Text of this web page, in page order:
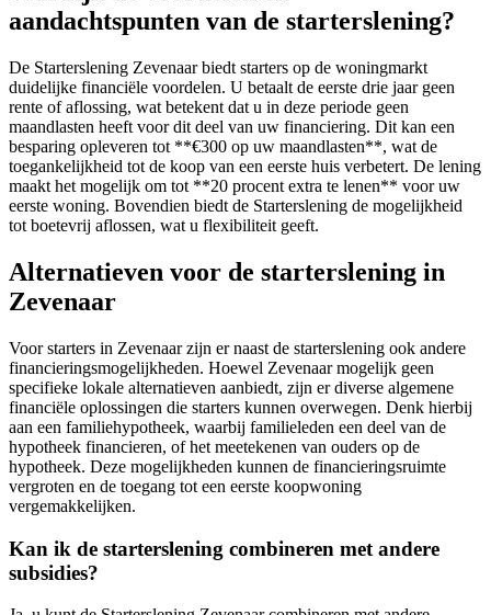
aandachtspunten van de starterslening?
De Starterslening Zevenaar biedt starters op de woningmarkt
duidelijke financiële voordelen. U betaalt de eerste drie jaar geen
rente of aflossing, wat betekent dat u in deze periode geen
maandlasten heeft voor dit deel van uw financiering. Dit kan een
besparing opleveren tot **€300 op uw maandlasten**, wat de
toegankelijkheid tot de koop van een eerste huis verbetert. De lening
maakt het mogelijk om tot **20 procent extra te lenen** voor uw
eerste woning. Bovendien biedt de Starterslening de mogelijkheid
tot boetevrij aflossen, wat u flexibiliteit geeft.
Alternatieven voor de starterslening in
Zevenaar
Voor starters in Zevenaar zijn er naast de starterslening ook andere
financieringsmogelijkheden. Hoewel Zevenaar mogelijk geen
specifieke lokale alternatieven aanbiedt, zijn er diverse algemene
financiële oplossingen die starters kunnen overwegen. Denk hierbij
aan een familiehypotheek, waarbij familieleden een deel van de
hypotheek financieren, of het meetekenen van ouders op de
hypotheek. Deze mogelijkheden kunnen de financieringsruimte
vergroten en de toegang tot een eerste koopwoning
vergemakkelijken.
Kan ik de starterslening combineren met andere
subsidies?